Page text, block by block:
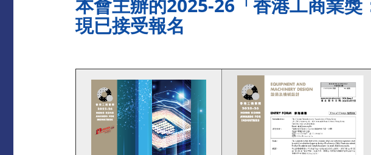
本會主辦的2025-26「香港工商業獎
現已接受報名